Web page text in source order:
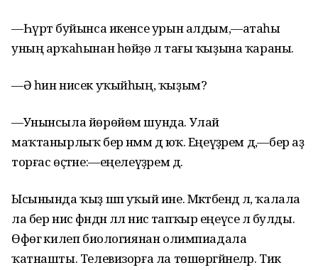
—Һүрәт буйынса икенсе урын алдым,—атаһы
уның арҡаһынан һөйҙө лә тағы ҡыҙына ҡараны.
—Ә һин нисек уҡыйһың, ҡыҙым?
—Унынсыла йөрөйөм шунда. Улай
маҡтанырлыҡ бер нәмәм дә юҡ. Еңеүҙәрем дә,—бер аҙ
торғас өҫтәне:—еңелеүҙәрем дә.
Ысынында ҡыҙ шәп уҡый ине. Мәктәбендә лә, ҡалала
ла бер нисә фәндән әллә нисә тапҡыр еңеүсе лә булды.
Өфөгә килеп биологиянан олимпиадала
ҡатнашты. Телевизорға ла төшөргәйнеләр. Тик